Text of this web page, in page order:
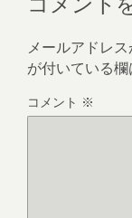
メールアドレス
が付いている
コメント ※